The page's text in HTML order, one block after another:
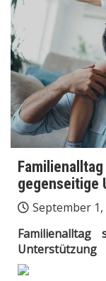
gegenseitige
September 1,
Unterstützung